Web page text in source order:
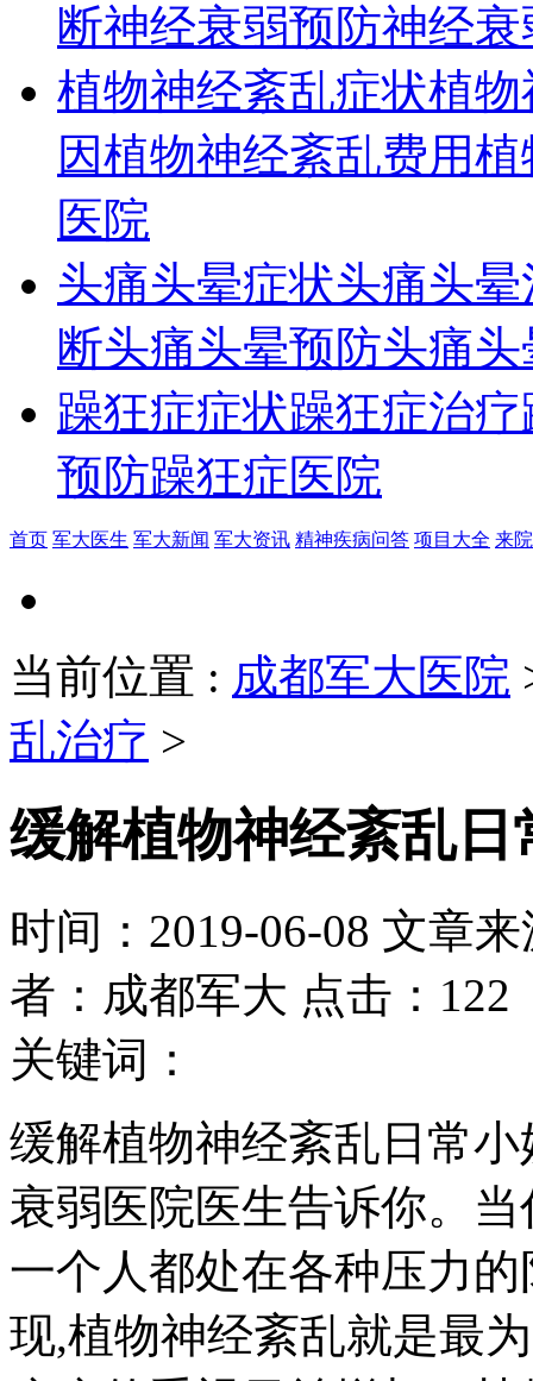
断神经衰弱预防神经
植物神经紊乱症状植物
因植物神经紊乱费用植
医院
头痛头晕症状头痛头
断头痛头晕预防头痛
躁狂症症状躁狂症治疗
预防躁狂症医院
首页 军大医生 军大新闻 军大资讯 精神疾病问答 项目大全 来
当前位置 : 成都军大医院
乱治疗 >
缓解植物神经紊乱
时间：2019-06-08 文章
者：成都军大 点击：122
关键词：
缓解植物神经紊乱日常
衰弱医院医生告诉你。
一个人都处在各种压力
现,植物神经紊乱就是最